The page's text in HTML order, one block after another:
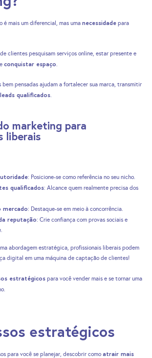
mais um diferencial, mas uma necessidade para
clientes pesquisam serviços online, estar presente e
conquistar espaço
pensadas ajudam a fortalecer sua marca, transmitir
qualificados
marketing para
liberais
: Posicione-se como referência no seu nicho.
qualificados: Alcance quem realmente precisa dos
mercado: Destaque-se em meio à concorrência.
reputação: Crie confiança com provas sociais e
abordagem estratégica, profissionais liberais podem
digital em uma máquina de captação de clientes!
estratégicos para você vender mais e se tornar uma
estratégicos
para você se planejar, descobrir como atrair mais